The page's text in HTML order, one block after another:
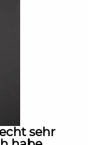
Bot:
store?
sehr